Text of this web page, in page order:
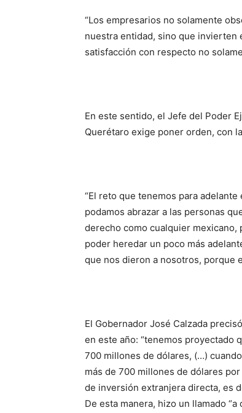
“Los empresarios no solamente
nuestra entidad, sino que invierten
satisfacción con respecto no
En este sentido, el Jefe del Poder
Querétaro exige poner orden, con
“El reto que tenemos para
podamos abrazar a las personas
derecho como cualquier mexicano,
poder heredar un poco más
que nos dieron a nosotros, porque
El Gobernador José Calzada
en este año: “tenemos proyectado
700 millones de dólares, (…)
más de 700 millones de dólares
de inversión extranjera directa, es
De esta manera, hizo un llamado